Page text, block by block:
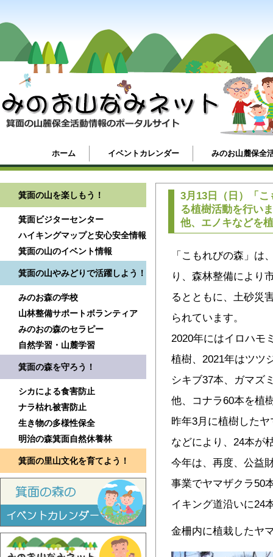
ホーム イベントカレンダー みのお山麓保全
箕面の山を楽しもう！
箕面ビジターセンター
ハイキングマップと安心安全情報
箕面の山のイベント情報
箕面の山やみどりで活躍しよう！
みのお森の学校
山林整備サポートボランティア
みのおの森のセラピー
自然学習・山麓学習
箕面の森を守ろう！
シカによる食害防止
ナラ枯れ被害防止
生き物の多様性保全
明治の森箕面自然休養林
箕面の里山文化を育てよう！
3月13日（日）「
る植樹活動を行い
他、エノキなどを
「こもれびの森」は
り、森林整備により
るとともに、土砂災
られています。
2020年にはイロハモ
植樹、2021年はツツ
シキブ37本、ガマズ
他、コナラ60本を植
昨年3月に植樹した
などにより、24本が
今年は、再度、公益
事業でヤマザクラ50
イキング道沿いに24
金柵内に植栽したヤ